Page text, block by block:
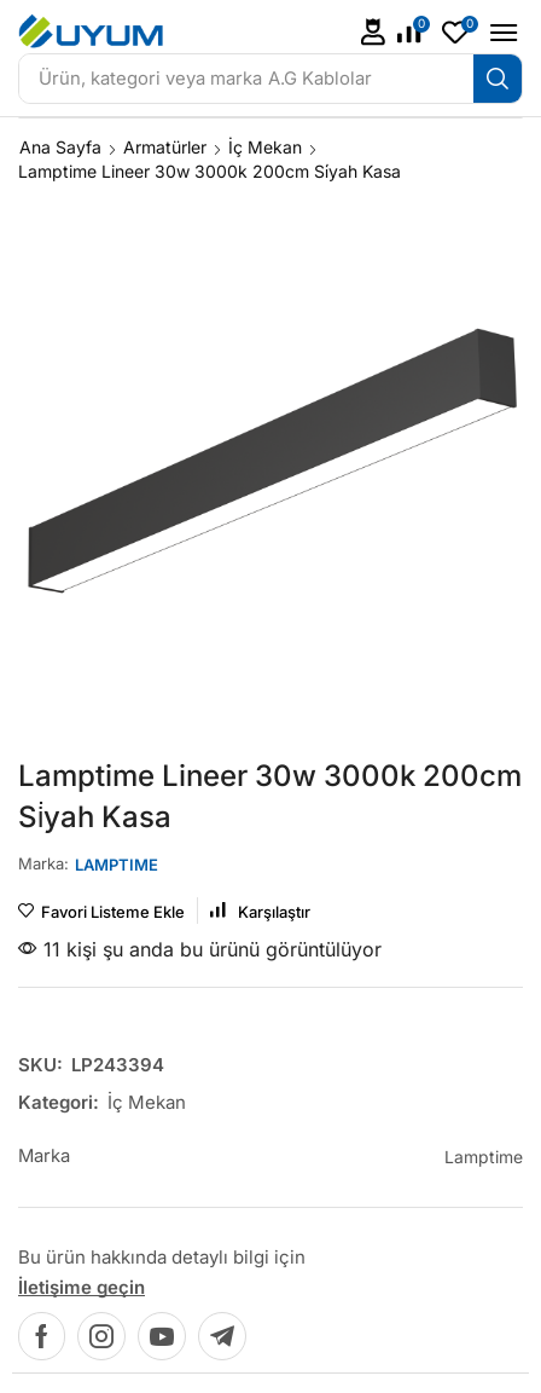
Ürün, kategori veya marka A.G Kablolar
0 0
Ana Sayfa Armatürler
İç Mekan
Lamptime Lineer 30w 3000k 200cm Si̇yah Kasa
Lamptime Lineer 30w 3000k 200cm
Si̇yah Kasa
Marka: LAMPTIME
Favori Listeme Ekle Karşılaştır
11 kişi şu anda bu ürünü görüntülüyor
SKU: LP243394
Kategori: İç Mekan
Marka Lamptime
Bu ürün hakkında detaylı bilgi için
İletişime geçin